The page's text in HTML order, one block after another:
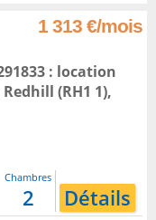
1 313 €/mois
: location
Redhill (RH1 1),
Chambres
2 Détails